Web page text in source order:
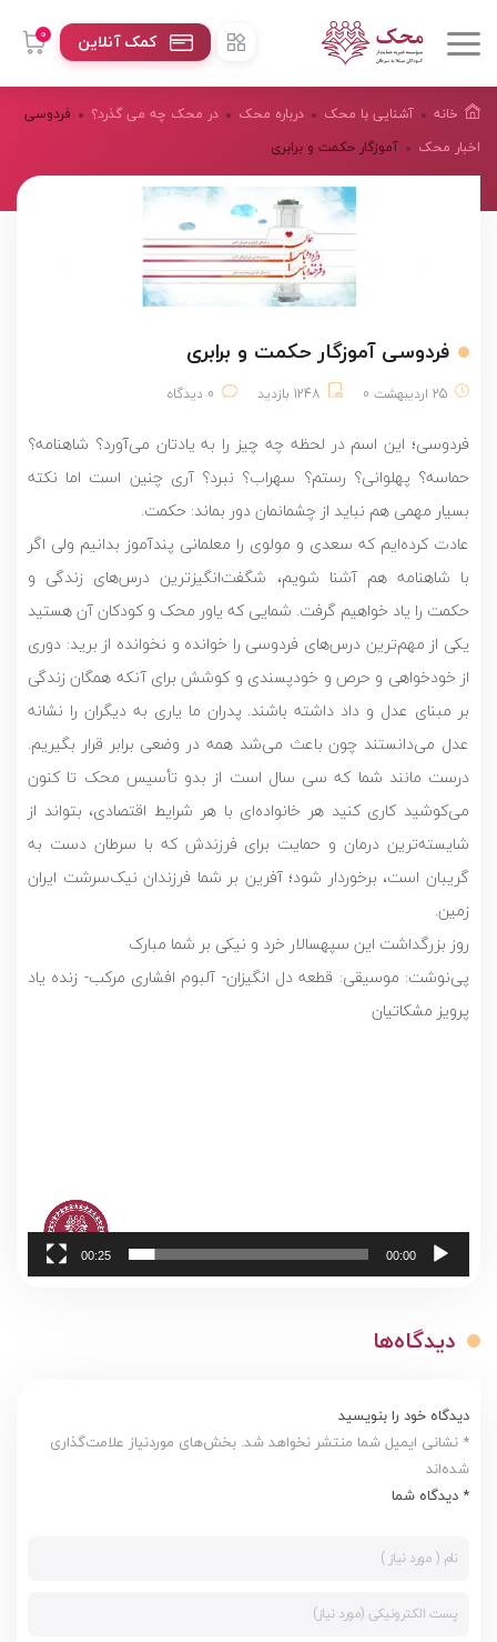
0 کمک آنلاین
خانه آشنایی با محک درباره محک
در محک چه می گذرد؟
اخبار محک
فردوسی
آموزگار حکمت و برابری
فردوسی آموزگار حکمت و برابری
25 اردیبهشت 0 1248 بازدید 0 دیدگاه
فردوسی؛ این اسم در لحظه چه چیز را به یادتان می‌آورد؟ شاهنامه؟
حماسه؟ پهلوانی؟ رستم؟ سهراب؟ نبرد؟ آری چنین است اما نکته
بسیار مهمی هم نباید از چشمانمان دور بماند: حکمت.
عادت کرده‌‎ایم که سعدی و مولوی را معلمانی پندآموز بدانیم ولی اگر
با شاهنامه هم آشنا شویم، شگفت‌انگیزترین درس‌های زندگی و
حکمت را یاد خواهیم گرفت. شمایی که یاور محک و کودکان آن هستید
یکی از مهم‌ترین درس‌های فردوسی را خوانده و نخوانده از برید: دوری
از خودخواهی و حرص و خودپسندی و کوشش برای آنکه همگان زندگی
بر مبنای عدل و داد داشته باشند. پدران ما یاری به دیگران را نشانه
عدل می‌دانستند چون باعث می‌شد همه در وضعی برابر قرار بگیریم.
درست مانند شما که سی سال است از بدو تأسیس محک تا کنون
می‌کوشید کاری کنید هر خانواده‌ای با هر شرایط اقتصادی، بتواند از
شایسته‌ترین درمان‌ و حمایت برای فرزندش که با سرطان دست به
گریبان است، برخوردار شود؛ آفرین بر شما فرزندان نیک‌سرشت ایران
زمین.
روز بزرگداشت این سپهسالار خرد و نیکی بر شما مبارک
پی‌نوشت: موسیقی: قطعه دل انگیزان- آلبوم افشاری مرکب- زنده یاد
پرویز مشکاتیان
00:00
00:25
دیدگاه‌ها
دیدگاه خود را بنویسید
* نشانی ایمیل شما منتشر نخواهد شد. بخش‌های موردنیاز علامت‌گذاری
شده‌اند
* دیدگاه شما